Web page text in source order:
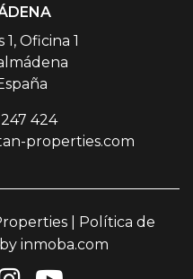
Oficina 1
424
properties.com
|
Política de
inmoba.com